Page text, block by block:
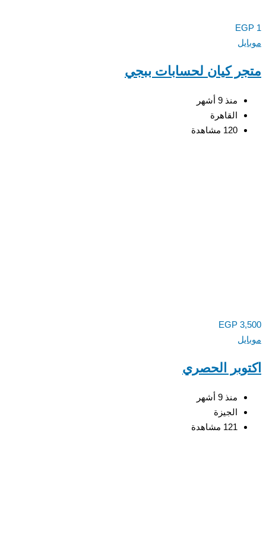
كيان لحسابات ببجي
منذ 9 أشهر
القاهرة
120 مشاهدة
EGP
الحصري
منذ 9 أشهر
الجيزة
121 مشاهدة